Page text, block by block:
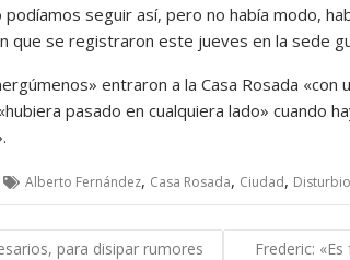
seguir así, pero no había modo,
que se registraron este jueves en la sede
entraron a la Casa Rosada «con
pasado en cualquiera lado» cuando
Alberto Fernández, Casa Rosada, Ciudad,
para disipar rumores
Frederic: